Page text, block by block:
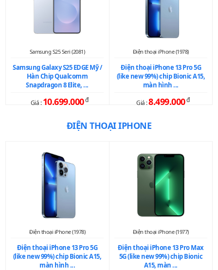
Samsung S25 Seri (2081)
Samsung Galaxy S25 EDGE Mỹ /
Hàn Chip Qualcomm
Snapdragon 8 Elite, ...
Giá :10.699.000đ
Điện thoại iPhone (1978)
Điện thoại iPhone 13 Pro 5G
(like new 99%) chip Bionic A15,
màn hình ...
Giá :8.499.000đ
ĐIỆN THOẠI IPHONE
Điện thoại iPhone (1978)
Điện thoại iPhone 13 Pro 5G
(like new 99%) chip Bionic A15,
màn hình ...
Điện thoại iPhone (1977)
Điện thoại iPhone 13 Pro Max
5G (like new 99%) chip Bionic
A15, màn ...